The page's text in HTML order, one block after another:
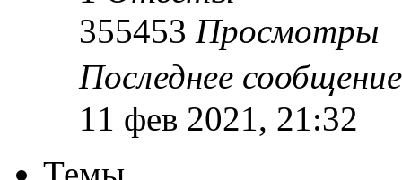
355453 Просмотры
Последнее
11 фев 2021, 21:32